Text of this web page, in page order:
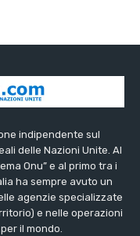
indipendente sul
delle Nazioni Unite. Al
Onu” e al primo tra i
ha sempre avuto un
agenzie specializzate
e nelle operazioni
il mondo.